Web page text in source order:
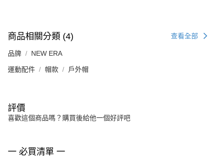
商品相關分類 (4) 查看全部
品牌 NEW ERA
運動配件 帽款 戶外帽
評價
喜歡這個商品嗎？購買後給他一個好評吧
一 必買清單 一